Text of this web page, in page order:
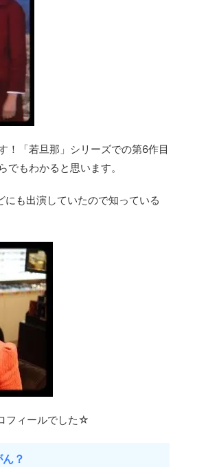
！「若旦那」シリーズでの第6作目
もわかると思います。
にも出演していたので知っている
フィールでした☆
？